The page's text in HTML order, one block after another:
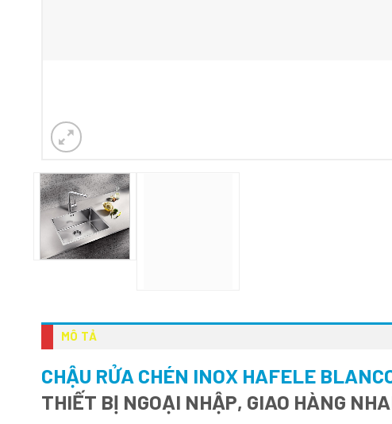
MÔ TẢ
CHẬU RỬA CHÉN INOX HAFELE
THIẾT BỊ NGOẠI NHẬP, GIAO HÀNG